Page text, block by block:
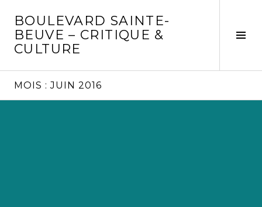
contenu
principal
BOULEVARD SAINTE-
BEUVE – CRITIQUE &
CULTURE
MOIS :JUIN 2016